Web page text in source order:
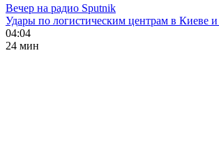
Вечер на радио Sputnik
Удары по логистическим центрам в Киеве
04:04
24 мин